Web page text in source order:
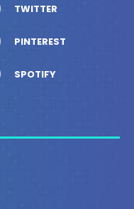
TWITTER
PINTEREST
SPOTIFY